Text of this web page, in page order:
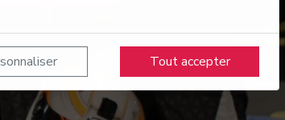
Tout accepter